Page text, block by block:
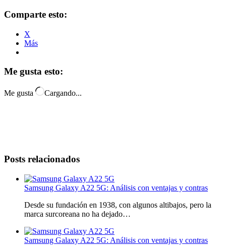
Comparte esto:
X
Más
Me gusta esto:
Me gusta Cargando...
Posts relacionados
Samsung Galaxy A22 5G: Análisis con ventajas y contras
Desde su fundación en 1938, con algunos altibajos, pero la
marca surcoreana no ha dejado…
Samsung Galaxy A22 5G: Análisis con ventajas y contras